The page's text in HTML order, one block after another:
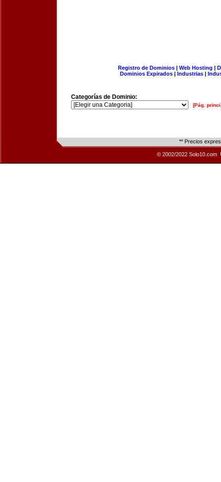
Registro de Dominios| Web Hosting |
Dominios Expirados | Industrias |
Categorías de Dominio:
[Pág.
** Precios
© 2002/2022 Solo10.com